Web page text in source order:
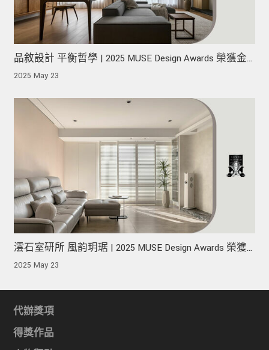
品敘設計 平衡哲學 | 2025 MUSE Design Awards 榮獲金
獎！
2025 May 23
澐石室研所 風韵玥琚 | 2025 MUSE Design Awards 榮獲
銀獎！
2025 May 23
代辦獎項
得獎作品